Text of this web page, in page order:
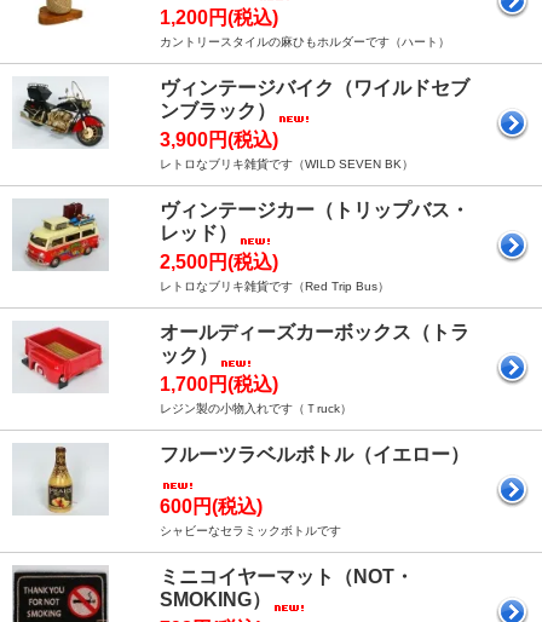
1,200円(税込)
カントリースタイルの麻ひもホルダーです（ハート）
ヴィンテージバイク（ワイルドセブ
ンブラック）
3,900円(税込)
レトロなブリキ雑貨です（WILD SEVEN BK）
ヴィンテージカー（トリップバス・
レッド）
2,500円(税込)
レトロなブリキ雑貨です（Red Trip Bus）
オールディーズカーボックス（トラ
ック）
1,700円(税込)
レジン製の小物入れです（Ｔruck）
フルーツラベルボトル（イエロー）
600円(税込)
シャビーなセラミックボトルです
ミニコイヤーマット（NOT・
SMOKING）